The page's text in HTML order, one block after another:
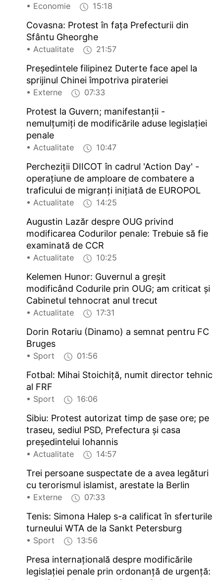
• Economie 15:18
Covasna: Protest în fața Prefecturii din
Sfântu Gheorghe
• Actualitate 21:57
Președintele filipinez Duterte face apel la
sprijinul Chinei împotriva pirateriei
• Externe 07:33
Protest la Guvern; manifestanții -
nemulțumiți de modificările aduse legislației
penale
• Actualitate 10:47
Percheziții DIICOT în cadrul 'Action Day' -
operațiune de amploare de combatere a
traficului de migranți inițiată de EUROPOL
• Actualitate 14:25
Augustin Lazăr despre OUG privind
modificarea Codurilor penale: Trebuie să fie
examinată de CCR
• Actualitate 10:25
Kelemen Hunor: Guvernul a greșit
modificând Codurile prin OUG; am criticat și
Cabinetul tehnocrat anul trecut
• Actualitate 17:31
Dorin Rotariu (Dinamo) a semnat pentru FC
Bruges
• Sport 01:56
Fotbal: Mihai Stoichiță, numit director tehnic
al FRF
• Sport 16:06
Sibiu: Protest autorizat timp de șase ore; pe
traseu, sediul PSD, Prefectura și casa
președintelui Iohannis
• Actualitate 14:57
Trei persoane suspectate de a avea legături
cu terorismul islamist, arestate la Berlin
• Externe 07:33
Tenis: Simona Halep s-a calificat în sferturile
turneului WTA de la Sankt Petersburg
• Sport 13:56
Presa internațională despre modificările
legislației penale prin ordonanță de urgență: